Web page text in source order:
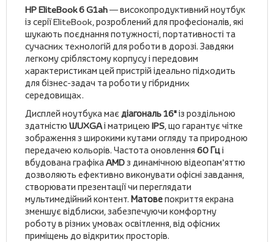
HP EliteBook 6 G1ah— високопродуктивний ноутбук
із серії EliteBook, розроблений для професіоналів, які
шукають поєднання потужності, портативності та
сучасних технологій для роботи в дорозі. Завдяки
легкому сріблястому корпусу і передовим
характеристикам цей пристрій ідеально підходить
для бізнес-задач та роботи у гібридних
середовищах.
Дисплей ноутбука маєдіагональ 16"із роздільною
здатністю WUXGAі матрицею IPS, що гарантує чітке
зображення з широкими кутами огляду та природною
передачею кольорів. Частота оновлення 60 Гці
вбудована графікаAMDз динамічною відеопам’яттю
дозволяють ефективно виконувати офісні завдання,
створювати презентації чи переглядати
мультимедійний контент. Матовепокриття екрана
зменшує відблиски, забезпечуючи комфортну
роботу в різних умовах освітлення, від офісних
приміщень до відкритих просторів.